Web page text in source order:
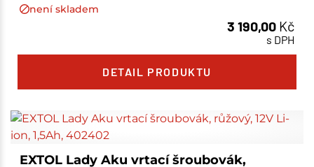
není skladem
3 190,00 Kč
s DPH
DETAIL PRODUKTU
EXTOL Lady Aku vrtací šroubovák,